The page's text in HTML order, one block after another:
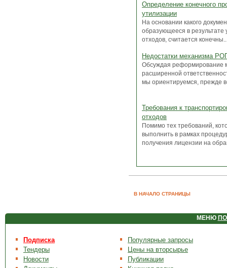
Определение конечного
утилизации
На основании какого
образующееся в результате
отходов, считается
Недостатки механизма
Обсуждая реформирование
расширенной
мы ориентируемся, прежде
Требования к
отходов
Помимо тех требований,
выполнить в рамках
получения лицензии на
В НАЧАЛО СТРАНИЦЫ
МЕНЮ
Подписка
Тендеры
Новости
Популярные запросы
Цены на вторсырье
Публикации